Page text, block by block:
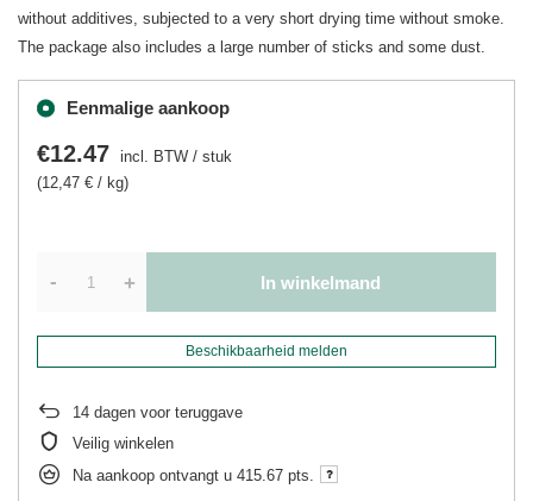
without additives, subjected to a very short drying time without smoke.
The package also includes a large number of sticks and some dust.
Eenmalige aankoop
€12.47 incl. BTW / stuk
(12,47 € / kg)
- + In winkelmand
Beschikbaarheid melden
14 dagen voor teruggave
Veilig winkelen
Na aankoop ontvangt u 415.67 pts.